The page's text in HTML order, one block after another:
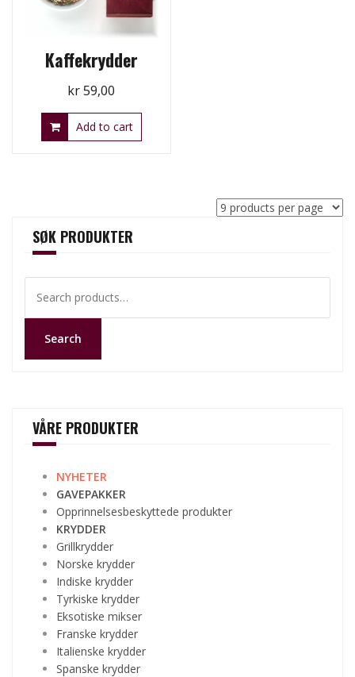
Kaffekrydder
kr59,00
Add to cart
SØK PRODUKTER
for:
Search
VÅRE PRODUKTER
NYHETER
GAVEPAKKER
Opprinnelsesbeskyttede produkter
KRYDDER
Grillkrydder
Norske krydder
Indiske krydder
Tyrkiske krydder
Eksotiske mikser
Franske krydder
Italienske krydder
Spanske krydder